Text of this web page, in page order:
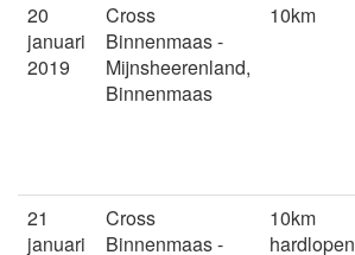
20
januari
2019
Cross
Binnenmaas -
Mijnsheerenland,
Binnenmaas
10km
21
januari
Cross
Binnenmaas -
10km
hardlopen